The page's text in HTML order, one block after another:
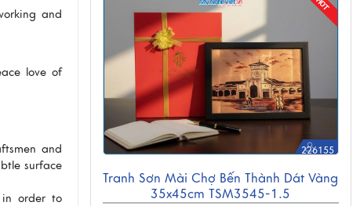
and
love of
and
surface
in order to
226155
Tranh Sơn Mài Chợ Bến Thành Dát Vàng
35x45cm TSM3545-1.5